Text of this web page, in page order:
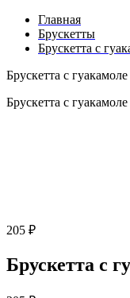
Главная
Брускетты
Брускетта с
Брускетта с
Брускетта с
205 ₽
Брускетта с